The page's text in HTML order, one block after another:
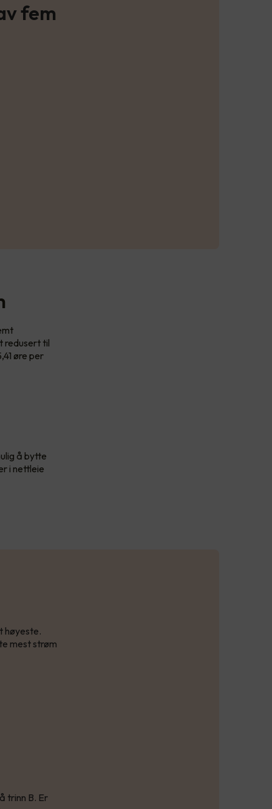
fem
redusert til
øre per
å bytte
i nettleie
høyeste.
mest strøm
trinn B. Er